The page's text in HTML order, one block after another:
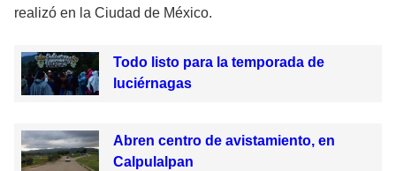
realizó en la Ciudad de México.
Todo listo para la temporada de
luciérnagas
Abren centro de avistamiento, en
Calpulalpan